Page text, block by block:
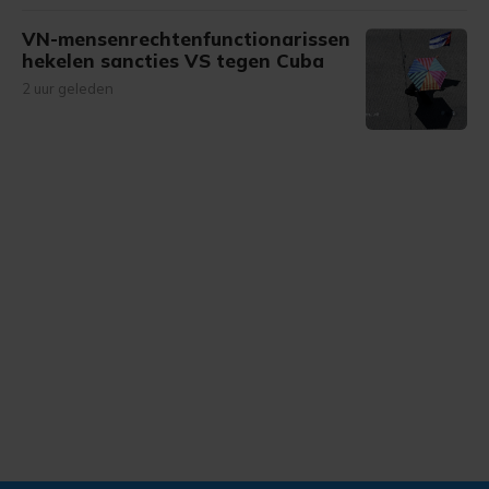
VN-mensenrechtenfunctionarissen
hekelen sancties VS tegen Cuba
2 uur geleden